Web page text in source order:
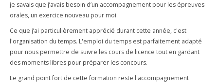
je savais que j’avais besoin d’un accompagnement pour les épreuves
orales, un exercice nouveau pour moi.
Ce que j’ai particulièrement apprécié durant cette année, c'est
l'organisation du temps. L'emploi du temps est parfaitement adapté
pour nous permettre de suivre les cours de licence tout en gardant
des moments libres pour préparer les concours.
Le grand point fort de cette formation reste l'accompagnement